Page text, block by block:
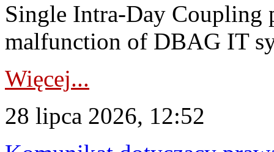
Single Intra-Day Coupling
malfunction of DBAG IT
Więcej...
28 lipca 2026, 12:52